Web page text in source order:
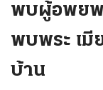
พบผู้อพยพ
พบพระ เมี
บ้าน